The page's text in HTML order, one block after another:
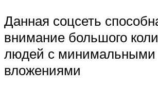
Данная соцсеть
внимание большого
людей с минимальными
вложениями